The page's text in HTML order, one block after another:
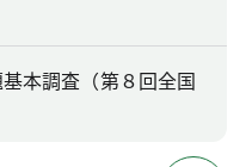
本調査（第８回全国